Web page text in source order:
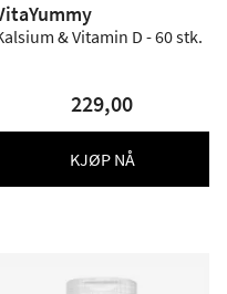
& Vitamin D - 60 stk.
229,00
KJØP NÅ